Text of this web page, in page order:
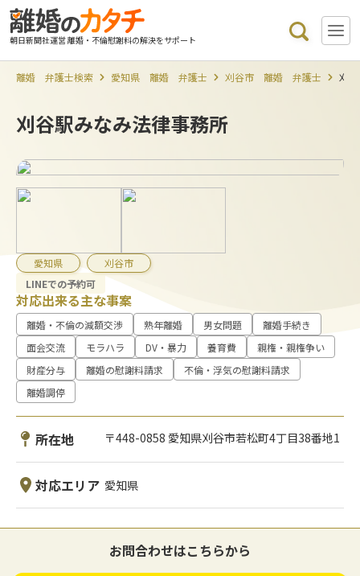
朝日新聞社運営 離婚・不倫慰謝料の解決をサポート
離婚 弁護士検索 愛知県 離婚 弁護士 刈谷市 離婚 弁護士 刈
刈谷駅みなみ法律事務所
愛知県
刈谷市
LINEでの予約可
対応出来る主な事案
離婚・不倫の減額交渉 熟年離婚 男女問題
離婚手続き
面会交流
モラハラ DV・暴力 養育費
親権・親権争い
財産分与
離婚の慰謝料請求
不倫・浮気の慰謝料請求
離婚調停
所在地 〒448-0858 愛知県刈谷市若松町4丁目38番地1
対応エリア 愛知県
お問合わせはこちらから